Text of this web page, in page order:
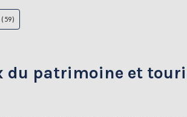
du patrimoine et